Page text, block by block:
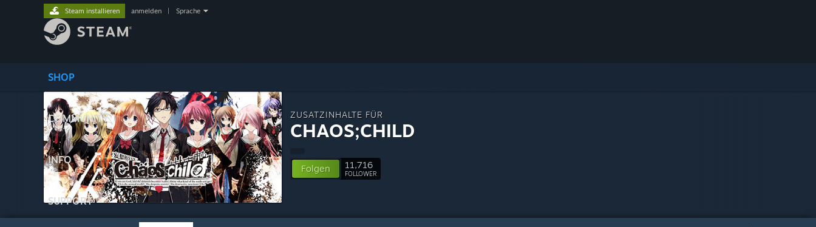
SHOP
COMMUNITY
INFO
SUPPORT
Steam installieren anmelden Sprache
ZUSATZINHALTE FÜR
CHAOS;CHILD
Folgen 11,716
FOLLOWER